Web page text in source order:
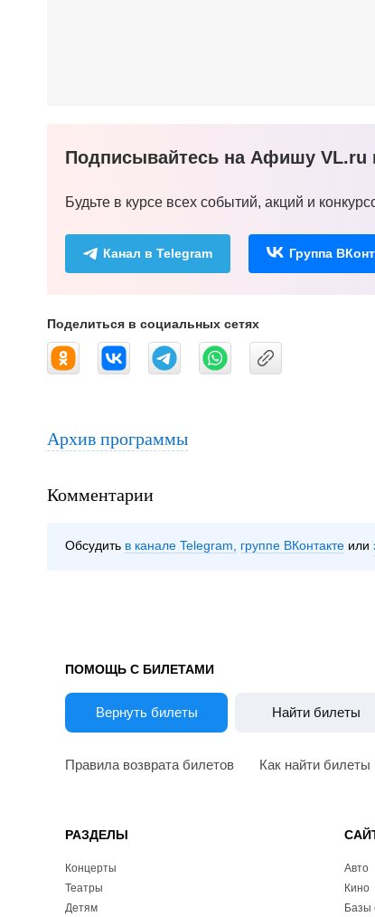
Подписывайтесь на Афишу VL.ru
Будьте в курсе всех событий, акций и
Канал в Telegram Группа
Поделиться в социальных сетях
Архив программы
Комментарии
Обсудить в канале Telegram группе ВКонтакте
ПОМОЩЬ С БИЛЕТАМИ
Вернуть билеты Найти билеты
Правила возврата билетов Как найти билеты
РАЗДЕЛЫ
Концерты
Театры
Детям
Авто
Кино
Базы